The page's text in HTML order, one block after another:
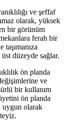
ve şeffaf
olarak, yüksek
bir görünüm
ferah bir
taşımanıza
düzeyde sağlar.
ön planda
ve
bir kullanım
ön planda
uygun olarak